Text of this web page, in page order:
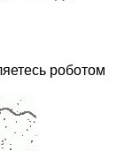
роботом